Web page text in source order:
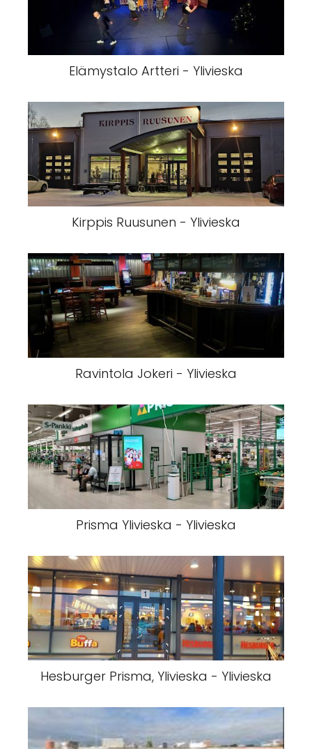
Elämystalo Artteri - Ylivieska
Kirppis Ruusunen - Ylivieska
Ravintola Jokeri - Ylivieska
Prisma Ylivieska - Ylivieska
Hesburger Prisma, Ylivieska - Ylivieska